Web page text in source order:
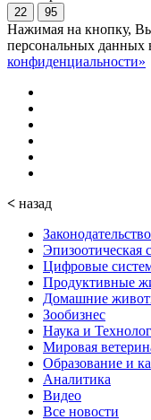
22 95
Нажимая на кнопку, Вы
персональных данных
конфиденциальности»
< назад
Законодательство
Эпизоотическая
Цифровые
Продуктивные
Домашние
Зообизнес
Наука и
Мировая
Образование и
Аналитика
Видео
Все новости